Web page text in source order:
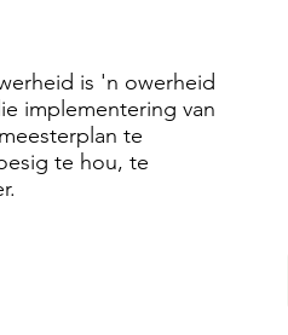
is 'n owerheid
implementering van
te
te hou, te